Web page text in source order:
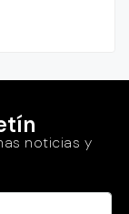
noticias y